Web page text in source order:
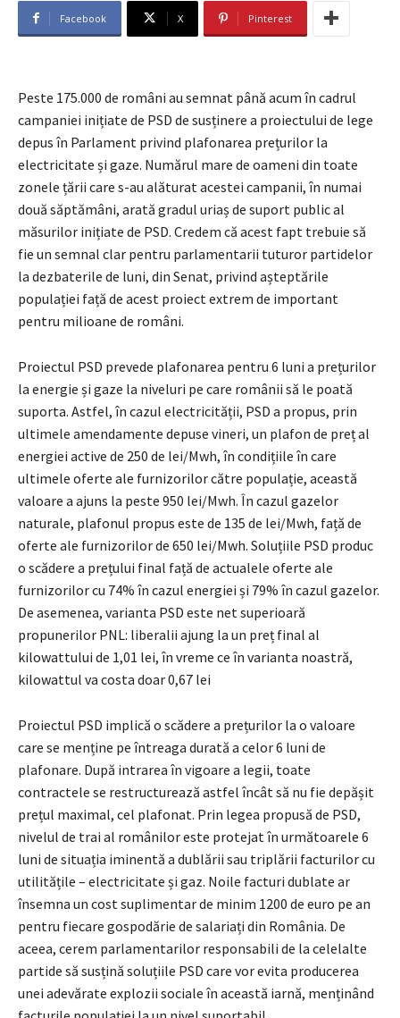
Facebook X Pinterest
Peste 175.000 de români au semnat până acum în cadrul
campaniei inițiate de PSD de susținere a proiectului de lege
depus în Parlament privind plafonarea prețurilor la
electricitate și gaze. Numărul mare de oameni din toate
zonele țării care s-au alăturat acestei campanii, în numai
două săptămâni, arată gradul uriaș de suport public al
măsurilor inițiate de PSD. Credem că acest fapt trebuie să
fie un semnal clar pentru parlamentarii tuturor partidelor
la dezbaterile de luni, din Senat, privind așteptările
populației față de acest proiect extrem de important
pentru milioane de români.
Proiectul PSD prevede plafonarea pentru 6 luni a prețurilor
la energie și gaze la niveluri pe care românii să le poată
suporta. Astfel, în cazul electricității, PSD a propus, prin
ultimele amendamente depuse vineri, un plafon de preț al
energiei active de 250 de lei/Mwh, în condițiile în care
ultimele oferte ale furnizorilor către populație, această
valoare a ajuns la peste 950 lei/Mwh. În cazul gazelor
naturale, plafonul propus este de 135 de lei/Mwh, față de
oferte ale furnizorilor de 650 lei/Mwh. Soluțiile PSD produc
o scădere a prețului final față de actualele oferte ale
furnizorilor cu 74% în cazul energiei și 79% în cazul gazelor.
De asemenea, varianta PSD este net superioară
propunerilor PNL: liberalii ajung la un preț final al
kilowattului de 1,01 lei, în vreme ce în varianta noastră,
kilowattul va costa doar 0,67 lei
Proiectul PSD implică o scădere a prețurilor la o valoare
care se menține pe întreaga durată a celor 6 luni de
plafonare. După intrarea în vigoare a legii, toate
contractele se restructurează astfel încât să nu fie depășit
prețul maximal, cel plafonat. Prin legea propusă de PSD,
nivelul de trai al românilor este protejat în următoarele 6
luni de situația iminentă a dublării sau triplării facturilor cu
utilitățile – electricitate și gaz. Noile facturi dublate ar
însemna un cost suplimentar de minim 1200 de euro pe an
pentru fiecare gospodărie de salariați din România. De
aceea, cerem parlamentarilor responsabili de la celelalte
partide să susțină soluțiile PSD care vor evita producerea
unei adevărate explozii sociale în această iarnă, menținând